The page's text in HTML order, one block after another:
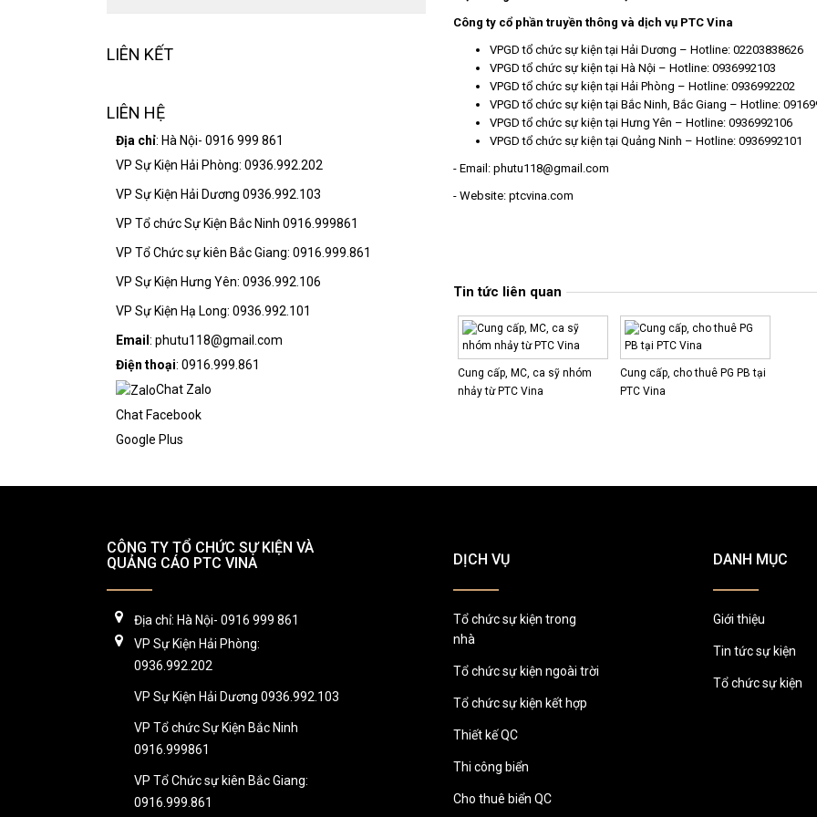
Công ty cổ phần truyền thông và dịch vụ PTC Vina
VPGDtổ chức sự kiện tại Hải Dương – Hotline: 02203838626
VPGDtổ chức sự kiện tại Hà Nội – Hotline: 0936992103
VPGDtổ chức sự kiện tại Hải Phòng – Hotline: 0936992202
VPGDtổ chức sự kiện tại Bắc Ninh Bắc Giang – Hotline:
VPGDtổ chức sự kiện tại Hưng Yên – Hotline: 0936992106
VPGDtổ chức sự kiện tại Quảng Ninh – Hotline: 0936992101
- Email: phutu118@gmail.com
- Website: ptcvina.com
Tin tức liên quan
Cung cấp, MC, ca sỹ nhóm
nhảy từ PTC Vina
Cung cấp, cho thuê PG PB tại
PTC Vina
LIÊN KẾT
LIÊN HỆ
Địa chỉ: Hà Nội- 0916 999 861
VP Sự Kiện Hải Phòng: 0936.992.202
VP Sự Kiện Hải Dương 0936.992.103
VP Tổ chức Sự Kiện Bắc Ninh 0916.999861
VP Tổ Chức sự kiên Bắc Giang: 0916.999.861
VP Sự Kiện Hưng Yên: 0936.992.106
VP Sự Kiện Hạ Long: 0936.992.101
Email : phutu118@gmail.com
Điện thoại: 0916.999.861
Chat Zalo
Chat Facebook
Google Plus
CÔNG TY TỔ CHỨC SỰ KIỆN VÀ
QUẢNG CÁO PTC VINA
Địa chỉ: Hà Nội- 0916 999 861
VP Sự Kiện Hải Phòng:
0936.992.202
VP Sự Kiện Hải Dương 0936.992.103
VP Tổ chức Sự Kiện Bắc Ninh
0916.999861
VP Tổ Chức sự kiên Bắc Giang:
0916.999.861
DỊCH VỤ
Tổ chức sự kiện trong
nhà
Tổ chức sự kiện ngoài trời
Tổ chức sự kiện kết hợp
Thiết kế QC
Thi công biển
Cho thuê biển QC
DANH MỤC
Giới thiệu
Tin tức sự kiện
Tổ chức sự kiện